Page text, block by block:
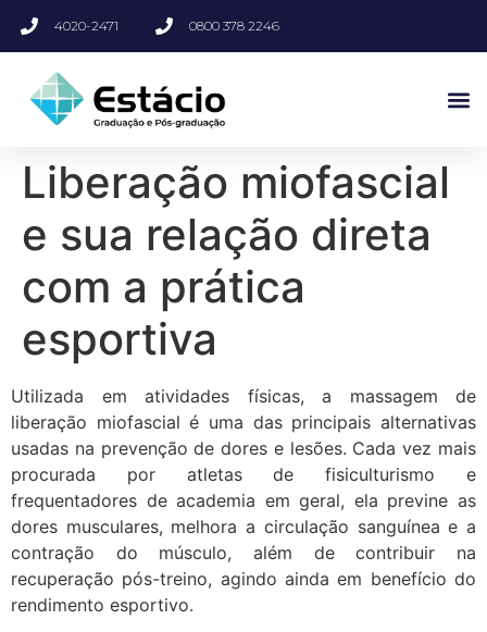
4020-2471 0800 378 2246
Liberação miofascial
e sua relação direta
com a prática
esportiva
Utilizada em atividades físicas, a massagem de
liberação miofascial é uma das principais alternativas
usadas na prevenção de dores e lesões. Cada vez mais
procurada por atletas de fisiculturismo e
frequentadores de academia em geral, ela previne as
dores musculares, melhora a circulação sanguínea e a
contração do músculo, além de contribuir na
recuperação pós-treino, agindo ainda em benefício do
rendimento esportivo.